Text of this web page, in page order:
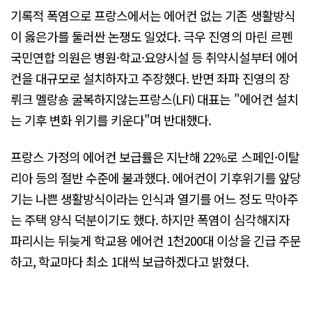
기록적 폭염으로 프랑스에서는 에어컨 없는 기존 생활방식
이 옳은가를 둘러싼 논쟁도 일었다. 극우 진영의 마린 르펜
국민연합 의원은 병원·학교·요양시설 등 취약시설부터 에어
컨을 대규모로 설치하자고 주장했다. 반면 좌파 진영의 장
뤼크 멜랑숑 굴복하지않는프랑스(LFI) 대표는 "에어컨 설치
는 기후 변화 위기를 키운다"며 반대했다.
프랑스 가정의 에어컨 보급률은 지난해 22%로 스페인·이탈
리아 등의 절반 수준에 불과했다. 에어컨이 기후위기를 앞당
기는 나쁜 생활방식이라는 인식과 열기를 어느 정도 막아주
는 주택 양식 덕분이기도 했다. 하지만 폭염이 심각해지자
파리시는 뒤늦게 학교용 에어컨 1천200대 이상을 긴급 주문
하고, 학교마다 최소 1대씩 보급하겠다고 밝혔다.